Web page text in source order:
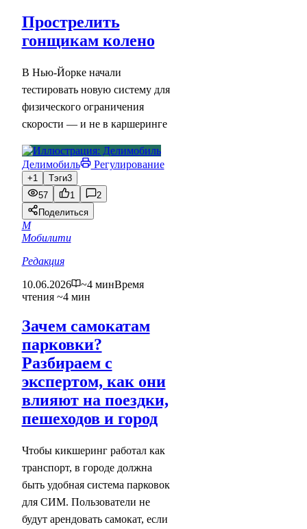
Прострелить
гонщикам колено
В Нью-Йорке начали
тестировать новую систему для
физического ограничения
скорости — и не в каршеринге
Делимобиль Регулирование
+1 Тэги3
57
1
2
Поделиться
М
Мобилити
Редакция
10.06.2026
~4 минВремя
чтения ~4 мин
Зачем самокатам
парковки?
Разбираем с
экспертом, как они
влияют на поездки,
пешеходов и город
Чтобы кикшеринг работал как
транспорт, в городе должна
быть удобная система парковок
для СИМ. Пользователи не
будут арендовать самокат, если